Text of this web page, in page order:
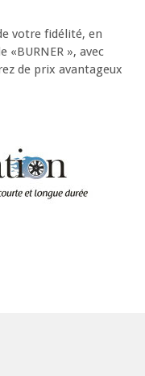
votre fidélité, en
», avec
de prix avantageux